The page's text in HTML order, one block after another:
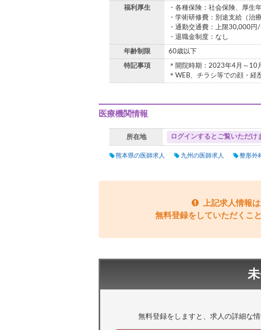
福利厚生
・各種保険：社会保険、厚生
・学術研修費：別途支給（治
・通勤交通費：上限30,000円/
・退職金制度：なし
年齢制限 60歳以下
特記事項
＊開院時期：2023年4月～
＊WEB、チラシ等での顔・経
医療機関情報
所在地 ログインするとご覧いただけ
熊本県の医師求人 九州の医師求人 整形外
上記求人情報
無料登録をしていただくこ
無料登録をしますと、求人の詳細な